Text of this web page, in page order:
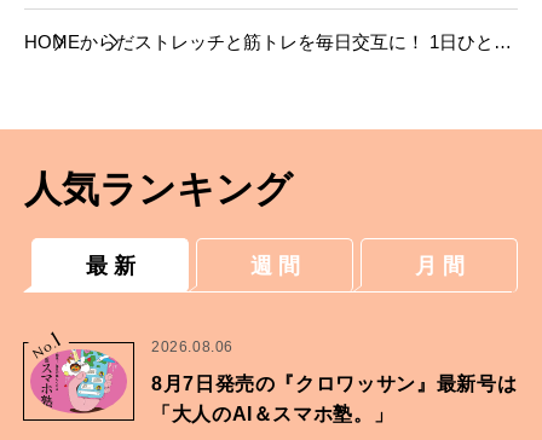
HOMEからだストレッチと筋トレを毎日交互に！ 1日ひとつ
人気ランキング
最 新 週 間 月 間
No.
1 2026.08.06
8月7日発売の『クロワッサン』最新号は
「大人のAI＆スマホ塾。」